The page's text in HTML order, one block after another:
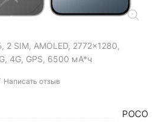
2 SIM, AMOLED, 2772x1280,
4G, GPS, 6500 мА*ч
Написать отзыв
POCO